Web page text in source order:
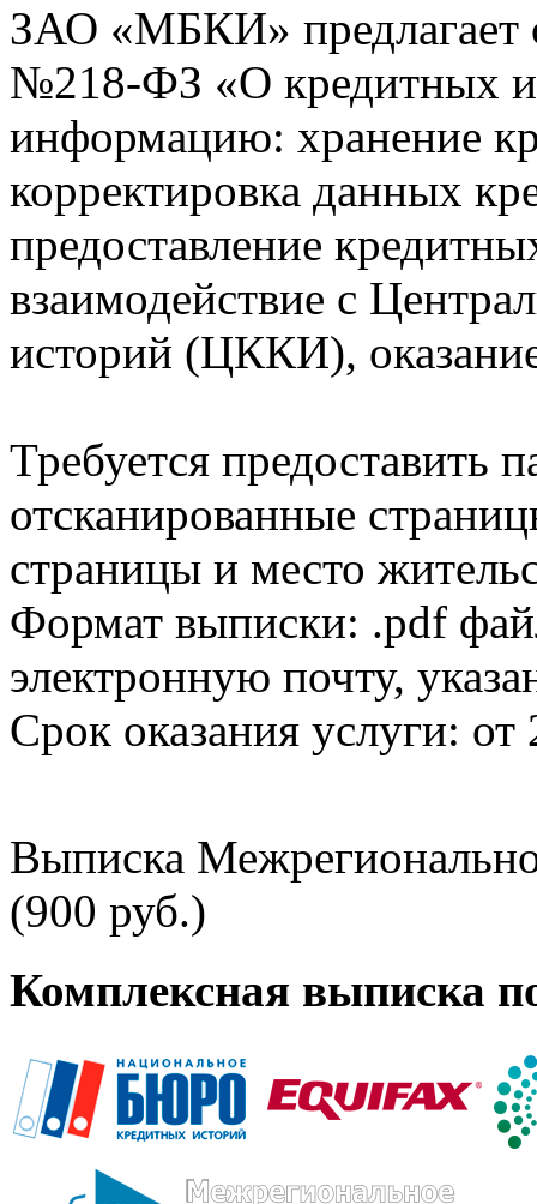
ЗАО «МБКИ» предлагает
№218-ФЗ «О кредитных
информацию: хранение
корректировка данных
предоставление
взаимодействие с
историй (ЦККИ),
Требуется предоставить
отсканированные
страницы и место
Формат выписки: .pdf
электронную почту,
Срок оказания услуги: от
Выписка
(900 руб.)
Комплексная выписка